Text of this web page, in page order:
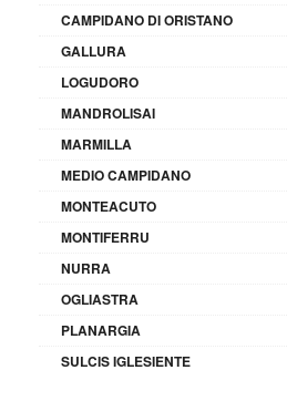
CAMPIDANO DI ORISTANO
GALLURA
LOGUDORO
MANDROLISAI
MARMILLA
MEDIO CAMPIDANO
MONTEACUTO
MONTIFERRU
NURRA
OGLIASTRA
PLANARGIA
SULCIS IGLESIENTE